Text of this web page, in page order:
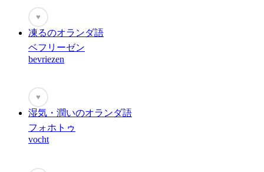
♥
凍るのオランダ語
ベフリーゼン
bevriezen
♥
湿気・潤いのオランダ語
フォホトゥ
vocht